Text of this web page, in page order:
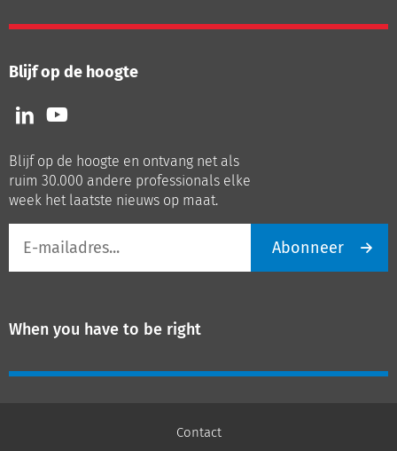
Blijf op de hoogte
Volg
ons
LinkedIn
Volg
ons
Youtube
Blijf op de hoogte en ontvang net als
ruim 30.000 andere professionals elke
week het laatste nieuws op maat.
mailadres
Abonneer
When you have to be right
Contact